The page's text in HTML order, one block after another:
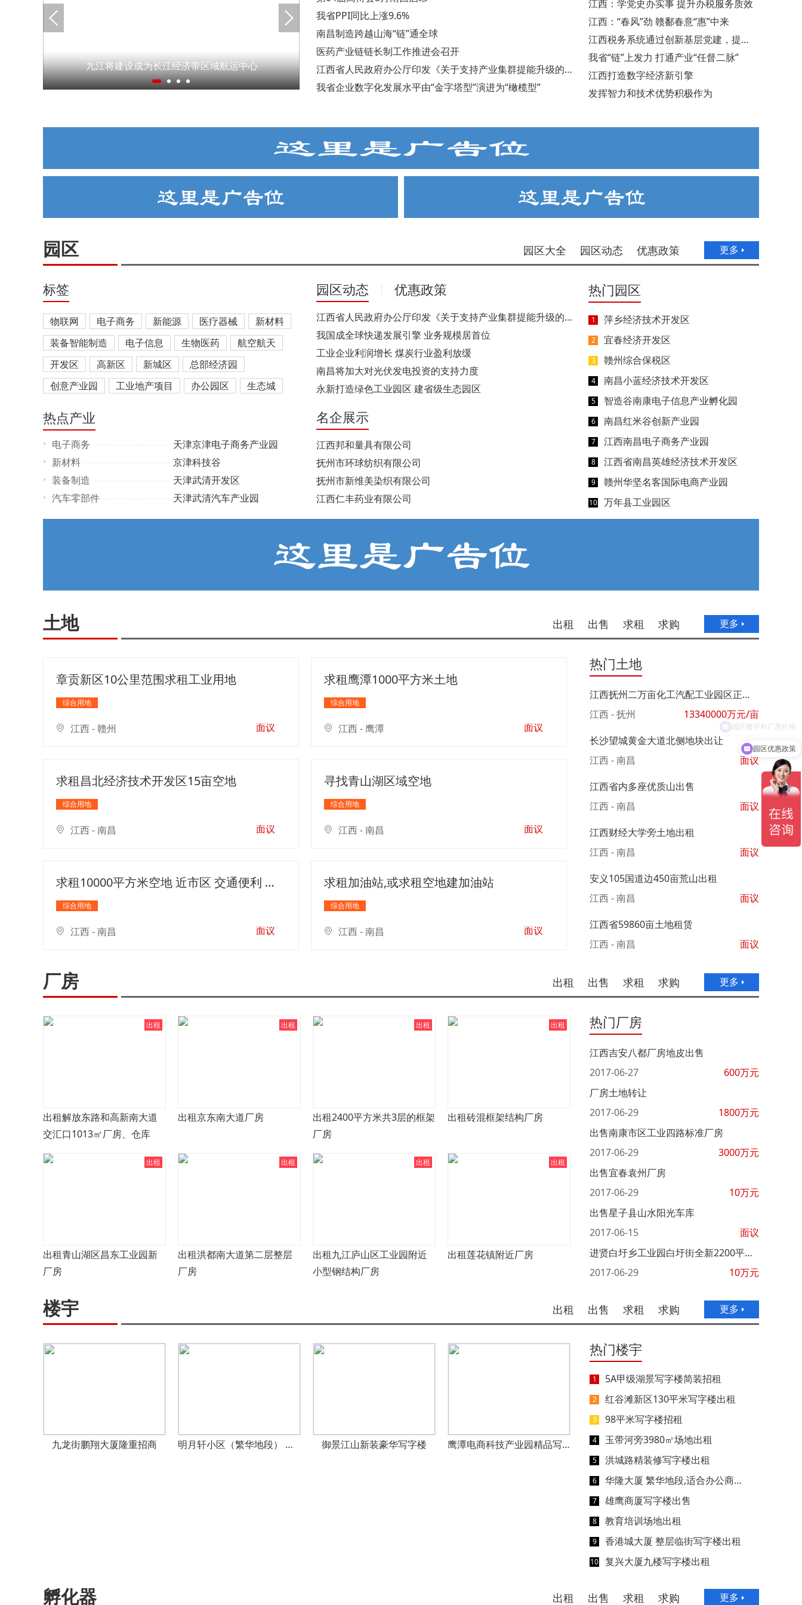
九江将建设成为长江经济带区域航运中心
我省PPI同比上涨9.6%
南昌制造跨越山海“链”通全球
医药产业链链长制工作推进会召开
江西省人民政府办公厅印发《关于支持产业集群提能升级的若干措施》的通知
我省企业数字化发展水平由“金字塔型”演进为“橄榄型”
江西：学党史办实事 提升办税服务质效
江西：“春风”劲 赣鄱春意“惠”中来
江西税务系统通过创新基层党建，提振干部精气神，推动工作上台阶
我省“链”上发力 打通产业“任督二脉”
江西打造数字经济新引擎
发挥智力和技术优势积极作为
园区 更多
园区大全 园区动态 优惠政策
标签
物联网 电子商务 新能源 医疗器械
新材料
装备智能制造
电子信息 生物医药
航空航天
开发区
高新区 新城区
总部经济园
创意产业园
工业地产项目 办公园区
生态城
热点产业
• 电子商务 天津京津电子商务产业园
• 新材料 京津科技谷
• 装备制造 天津武清开发区
• 汽车零部件 天津武清汽车产业园
园区动态 优惠政策
江西省人民政府办公厅印发《关于支持产业集群提能升级的若干措施》的通知
我国成全球快递发展引擎 业务规模居首位
工业企业利润增长 煤炭行业盈利放缓
南昌将加大对光伏发电投资的支持力度
永新打造绿色工业园区 建省级生态园区
名企展示
江西邦和量具有限公司
抚州市环球纺织有限公司
抚州市新维美染织有限公司
江西仁丰药业有限公司
热门园区
1 萍乡经济技术开发区
2 宜春经济开发区
3 赣州综合保税区
4 南昌小蓝经济技术开发区
5 智造谷南康电子信息产业孵化园
6 南昌红米谷创新产业园
7 江西南昌电子商务产业园
8 江西省南昌英雄经济技术开发区
9 赣州华坚名客国际电商产业园
10 万年县工业园区
土地 更多
出租 出售 求租 求购
章贡新区10公里范围求租工业用地
综合用地
江西 - 赣州 面议
求租鹰潭1000平方米土地
综合用地
江西 - 鹰潭 面议
求租昌北经济技术开发区15亩空地
综合用地
江西 - 南昌 面议
寻找青山湖区域空地
综合用地
江西 - 南昌 面议
求租10000平方米空地 近市区 交通便利 有地方停车
综合用地
江西 - 南昌 面议
求租加油站,或求租空地建加油站
综合用地
江西 - 南昌 面议
热门土地
江西抚州二万亩化工汽配工业园区正在挂牌出售
江西 - 抚州
13340000万元/亩
长沙望城黄金大道北侧地块出让
江西 - 南昌
面议
江西省内多座优质山出售
江西 - 南昌
面议
江西财经大学旁土地出租
江西 - 南昌
面议
安义105国道边450亩荒山出租
江西 - 南昌
面议
江西省59860亩土地租赁
江西 - 南昌
面议
厂房 更多
出租 出售 求租 求购
出租解放东路和高新南大道
交汇口1013㎡厂房、仓库
出租
出租京东南大道厂房
出租
出租2400平方米共3层的框架
厂房
出租
出租砖混框架结构厂房
出租
出租青山湖区昌东工业园新
厂房
出租
出租洪都南大道第二层整层
厂房
出租
出租九江庐山区工业园附近
小型钢结构厂房
出租
出租莲花镇附近厂房
出租
热门厂房
江西吉安八都厂房地皮出售
2017-06-27
600万元
厂房土地转让
2017-06-29
1800万元
出售南康市区工业四路标准厂房
2017-06-29
3000万元
出售宜春袁州厂房
2017-06-29
10万元
出售星子县山水阳光车库
2017-06-15
面议
进贤白圩乡工业园白圩街全新2200平米临街2层厂房
2017-06-29
10万元
楼宇 更多
出租 出售 求租 求购
九龙街鹏翔大厦隆重招商 明月轩小区（繁华地段） 商住二用(写字楼) 御景江山新装豪华写字楼 鹰潭电商科技产业园精品写字楼招商出租
热门楼宇
1 5A甲级湖景写字楼简装招租
2 红谷滩新区130平米写字楼出租
3 98平米写字楼招租
4 玉带河旁3980㎡场地出租
5 洪城路精装修写字楼出租
6 华隆大厦 繁华地段,适合办公商用住宅
7 雄鹰商厦写字楼出售
8 教育培训场地出租
9 香港城大厦 整层临街写字楼出租
10 复兴大厦九楼写字楼出租
孵化器 更多
出租 出售 求租 求购
园区优惠政策